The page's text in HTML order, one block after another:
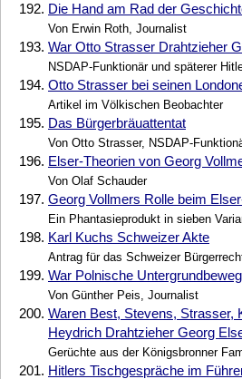
192. Die Hand am Rad der
Von Erwin Roth, Journalist
193. War Otto Strasser Drahtzieher
NSDAP-Funktionär und späterer
194. Otto Strasser bei seinen
Artikel im Völkischen Beobachter
195. Das Bürgerbräuattentat
Von Otto Strasser, NSDAP-
196. Elser-Theorien von Georg
Von Olaf Schauder
197. Georg Vollmers Rolle beim
Ein Phantasieprodukt in sieben
198. Karl Kuchs Schweizer Akte
Antrag für das Schweizer
199. War Polnische
Von Günther Peis, Journalist
200. Waren Best, Stevens, Strasser,
Heydrich Drahtzieher Georg
Gerüchte aus der Königsbronner
201. Hitlers Tischgespräche im